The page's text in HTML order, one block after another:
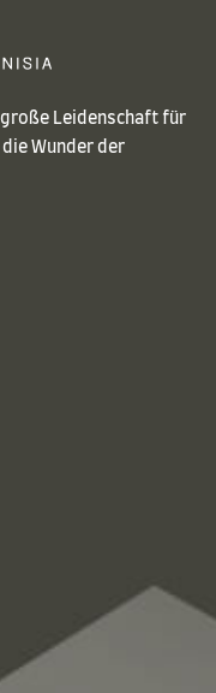
große Leidenschaft für
Wunder der